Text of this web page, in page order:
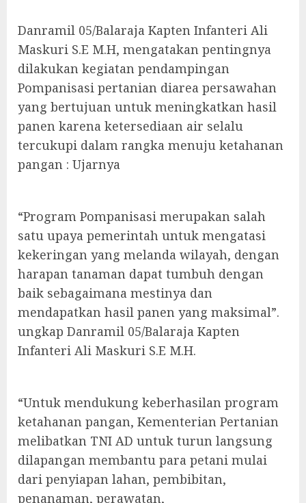
Danramil 05/Balaraja Kapten Infanteri Ali
Maskuri S.E M.H, mengatakan pentingnya
dilakukan kegiatan pendampingan
Pompanisasi pertanian diarea persawahan
yang bertujuan untuk meningkatkan hasil
panen karena ketersediaan air selalu
tercukupi dalam rangka menuju ketahanan
pangan : Ujarnya
“Program Pompanisasi merupakan salah
satu upaya pemerintah untuk mengatasi
kekeringan yang melanda wilayah, dengan
harapan tanaman dapat tumbuh dengan
baik sebagaimana mestinya dan
mendapatkan hasil panen yang maksimal”.
ungkap Danramil 05/Balaraja Kapten
Infanteri Ali Maskuri S.E M.H.
“Untuk mendukung keberhasilan program
ketahanan pangan, Kementerian Pertanian
melibatkan TNI AD untuk turun langsung
dilapangan membantu para petani mulai
dari penyiapan lahan, pembibitan,
penanaman, perawatan,